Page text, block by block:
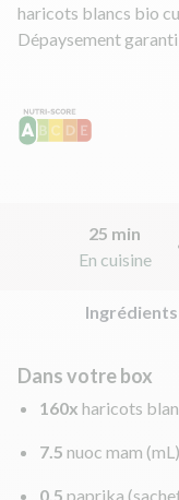
haricots blancs bio
Dépaysement garanti
25 min
En cuisine
Ingrédients
Dans votre box
160x haricots
7.5 nuoc mam (mL)
0.5 paprika